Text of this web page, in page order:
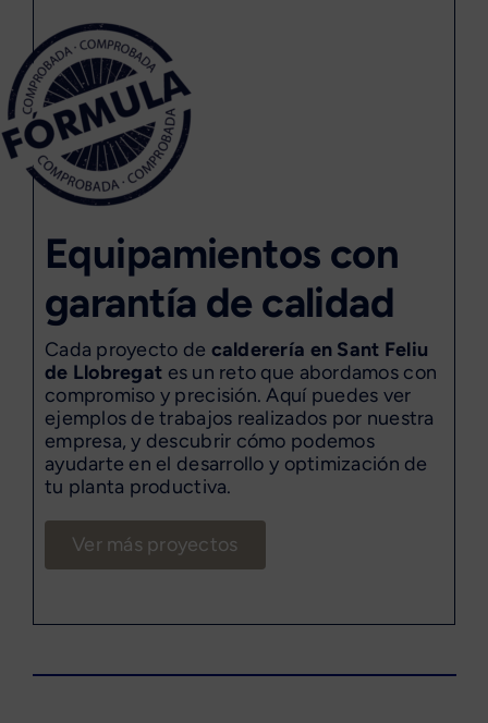
Equipamientos con
garantía de calidad
Cada proyecto de calderería en Sant Feliu
de Llobregat es un reto que abordamos con
compromiso y precisión. Aquí puedes ver
ejemplos de trabajos realizados por nuestra
empresa, y descubrir cómo podemos
ayudarte en el desarrollo y optimización de
tu planta productiva.
Ver más proyectos